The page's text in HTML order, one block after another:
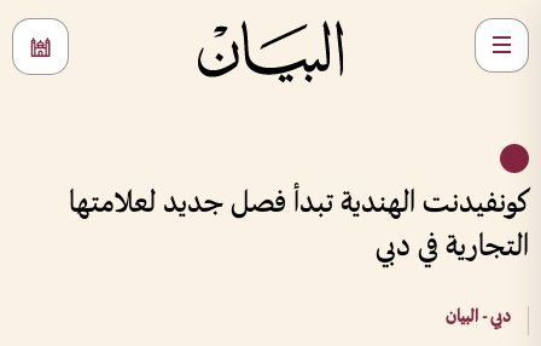
كونفيدنت الهندية تبدأ فصل جديد لعلامتها
التجارية في دبي
دبي - البيان